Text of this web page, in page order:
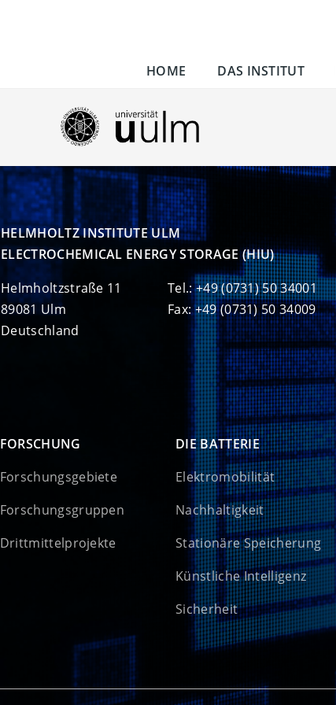
HOME DAS INSTITUT
HELMHOLTZ INSTITUTE ULM
ELECTROCHEMICAL ENERGY STORAGE (HIU)
Helmholtzstraße 11
89081 Ulm
Deutschland
Tel.: +49 (0731) 50 34001
Fax: +49 (0731) 50 34009
FORSCHUNG
Forschungsgebiete
Forschungsgruppen
Drittmittelprojekte
DIE BATTERIE
Elektromobilität
Nachhaltigkeit
Stationäre Speicherung
Künstliche Intelligenz
Sicherheit